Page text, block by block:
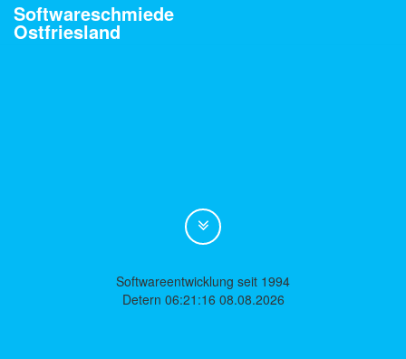
Softwareschmiede
Ostfriesland
Softwareentwicklung seit 1994
Detern 06:21:16 08.08.2026